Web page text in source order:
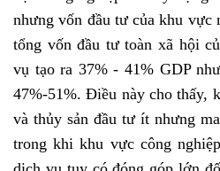
nhưng vốn đầu tư của khu vực
tổng vốn đầu tư toàn xã hội
vụ tạo ra 37% - 41% GDP
47%-51%. Điều này cho thấy,
và thủy sản đầu tư ít nhưng
trong khi khu vực công